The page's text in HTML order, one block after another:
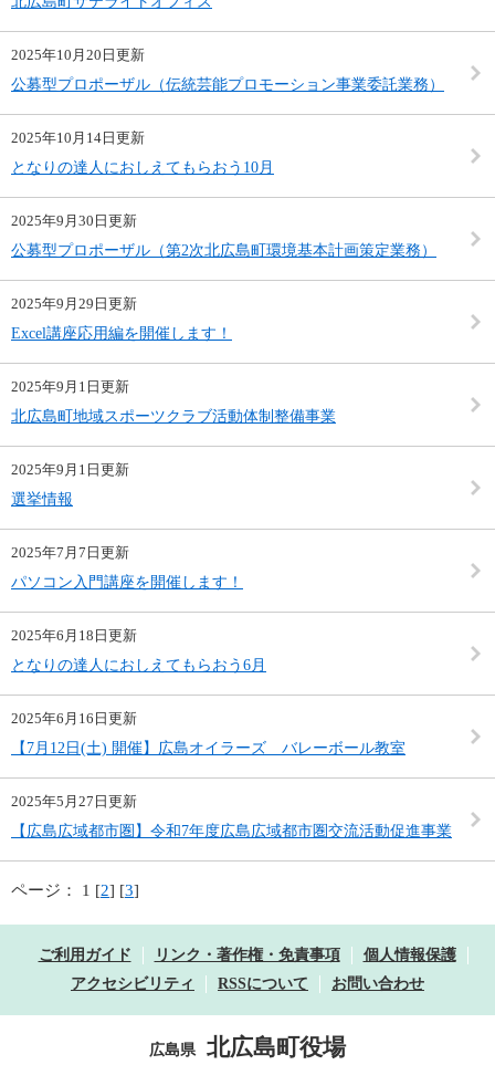
2025年10月20日更新
公募型プロポーザル（伝統芸能プロモーション事業委託業務）
2025年10月14日更新
となりの達人におしえてもらおう10月
2025年9月30日更新
公募型プロポーザル（第2次北広島町環境基本計画策定業務）
2025年9月29日更新
Excel講座応用編を開催します！
2025年9月1日更新
北広島町地域スポーツクラブ活動体制整備事業
2025年9月1日更新
選挙情報
2025年7月7日更新
パソコン入門講座を開催します！
2025年6月18日更新
となりの達人におしえてもらおう6月
2025年6月16日更新
【7月12日(土) 開催】広島オイラーズ バレーボール教室
2025年5月27日更新
【広島広域都市圏】令和7年度広島広域都市圏交流活動促進事業
ページ： 1 [2] [3]
ご利用ガイド リンク・著作権・免責事項
個人情報保護
アクセシビリティ
RSSについて お問い合わせ
広島県 北広島町役場